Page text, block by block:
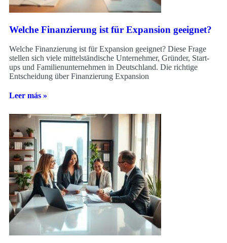
Welche Finanzierung ist für Expansion geeignet?
Welche Finanzierung ist für Expansion geeignet? Diese Frage
stellen sich viele mittelständische Unternehmer, Gründer, Start-
ups und Familienunternehmen in Deutschland. Die richtige
Entscheidung über Finanzierung Expansion
Leer más »